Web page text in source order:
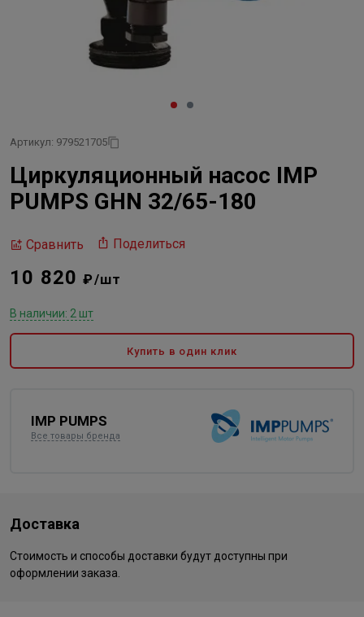
Артикул: 979521705
Циркуляционный насос IMP
PUMPS GHN 32/65-180
Сравнить Поделиться
10 820₽/шт
В наличии: 2 шт
Купить в один клик
IMP PUMPS
Все товары бренда
Доставка
Стоимость и способы доставки будут доступны при
оформлении заказа.